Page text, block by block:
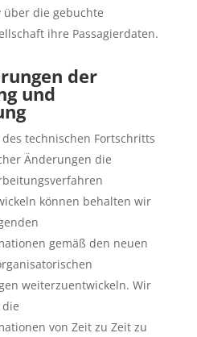
über die gebuchte
ihre Passagierdaten.
der
und
technischen Fortschritts
Änderungen die
können behalten wir
gemäß den neuen
weiterzuentwickeln. Wir
von Zeit zu Zeit zu